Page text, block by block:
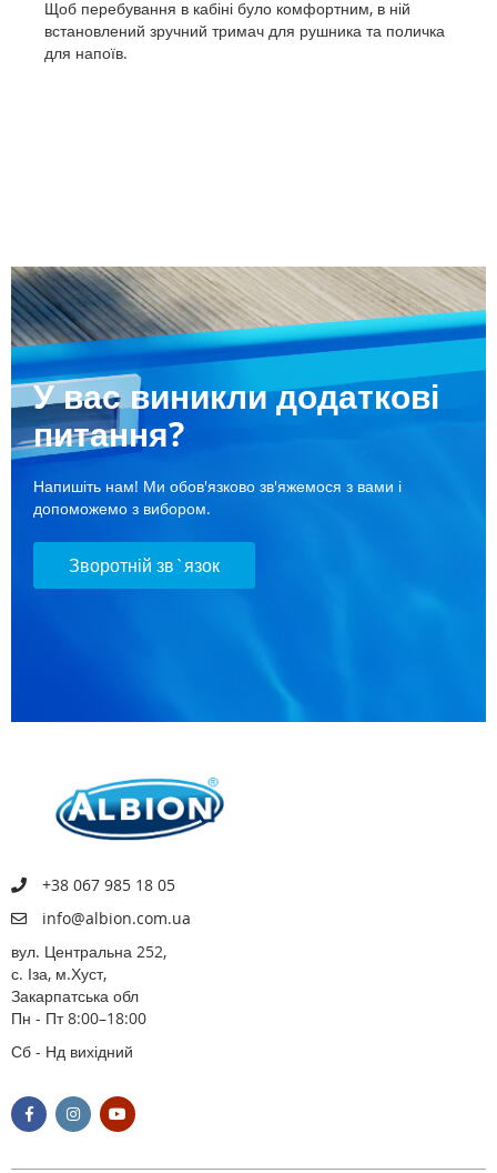
Щоб перебування в кабіні було комфортним, в ній
встановлений зручний тримач для рушника та поличка
для напоїв.
У вас виникли додаткові
питання?
Напишіть нам! Ми обов'язково зв'яжемося з вами і
допоможемо з вибором.
Зворотній зв`язок
+38 067 985 18 05
info@albion.com.ua
вул. Центральна 252,
с. Іза, м.Хуст,
Закарпатська обл
Пн - Пт 8:00–18:00
Сб - Нд вихідний